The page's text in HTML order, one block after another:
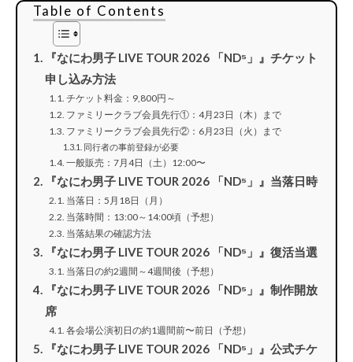
Table of Contents
『なにわ男子 LIVE TOUR 2026 「ND⁵」』チケット
申し込み方法
チケット料金：9,800円～
ファミリークラブ会員先行①：4月23日（木）まで
ファミリークラブ会員先行②：6月23日（火）まで
同行者の事前登録が必要
一般販売：7月4日（土）12:00〜
『なにわ男子 LIVE TOUR 2026 「ND⁵」』当落日時
当落日：5月18日（月）
当落時間：13:00～14:00頃（予想）
当落結果の確認方法
『なにわ男子 LIVE TOUR 2026 「ND⁵」』復活当選
当落日の約2週間～4週間後（予想）
『なにわ男子 LIVE TOUR 2026 「ND⁵」』制作開放
席
各会場公演初日の約1週間前〜前日（予想）
『なにわ男子 LIVE TOUR 2026 「ND⁵」』公式チケ